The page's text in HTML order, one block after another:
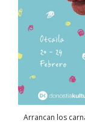
Arrancan los